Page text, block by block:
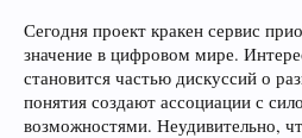
Сегодня проект кракен сервис
значение в цифровом мире.
становится частью дискуссий о
понятия создают ассоциации с
возможностями. Неудивительно,